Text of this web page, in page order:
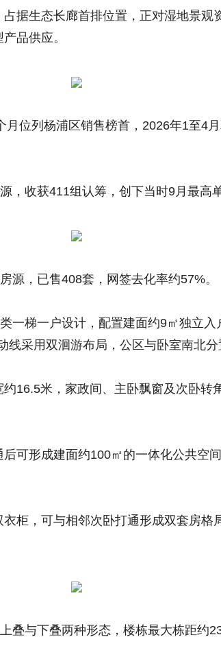
据生态长廊首排位置，正对湿地景观
品供应。
月位列杨浦区销售榜首，2026年1至4
，收获411组认筹，创下当时9月最高
源，已售408套，网签去化率约57%。
一梯一户设计，配置建面约9㎡独立入
线采用双洄游布局，公区与卧室南北分
16.5米，家政间、主卧飘窗及次卧转
可形成建面约100㎡的一体化公共空
柜，可与相邻次卧打通形成双套房格
叠与下叠两种形态，楼栋最大栋距约